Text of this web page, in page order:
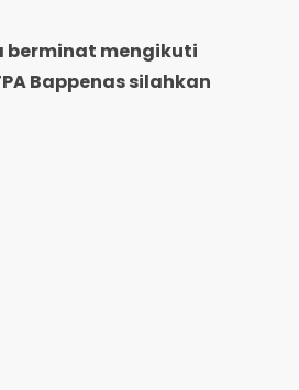
berminat mengikuti
Bappenas silahkan